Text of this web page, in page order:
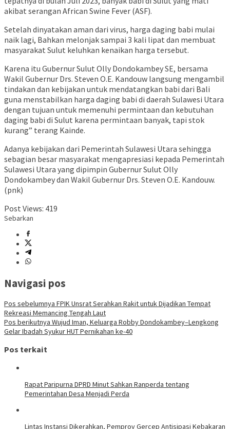
akibat serangan African Swine Fever (ASF).
Setelah dinyatakan aman dari virus, harga daging babi mulai
naik lagi, Bahkan melonjak sampai 3 kali lipat dan membuat
masyarakat Sulut keluhkan kenaikan harga tersebut.
Karena itu Gubernur Sulut Olly Dondokambey SE, bersama
Wakil Gubernur Drs. Steven O.E. Kandouw langsung mengambil
tindakan dan kebijakan untuk mendatangkan babi dari Bali
guna menstabilkan harga daging babi di daerah Sulawesi Utara
dengan tujuan untuk memenuhi permintaan dan kebutuhan
daging babi di Sulut karena permintaan banyak, tapi stok
kurang” terang Kainde.
Adanya kebijakan dari Pemerintah Sulawesi Utara sehingga
sebagian besar masyarakat mengapresiasi kepada Pemerintah
Sulawesi Utara yang dipimpin Gubernur Sulut Olly
Dondokambey dan Wakil Gubernur Drs. Steven O.E. Kandouw.
(pnk)
Post Views: 419
Sebarkan
Navigasi pos
Pos sebelumnya FPIK Unsrat Serahkan Rakit untuk Dijadikan Tempat
Rekreasi Memancing Tengah Laut
Pos berikutnya Wujud Iman, Keluarga Robby Dondokambey–Lengkong
Gelar Ibadah Syukur HUT Pernikahan ke-40
Pos terkait
Rapat Paripurna DPRD Minut Sahkan Ranperda tentang
Pemerintahan Desa Menjadi Perda
Lintas Instansi Dikerahkan, Pemprov Gercep Antisipasi Kebakaran